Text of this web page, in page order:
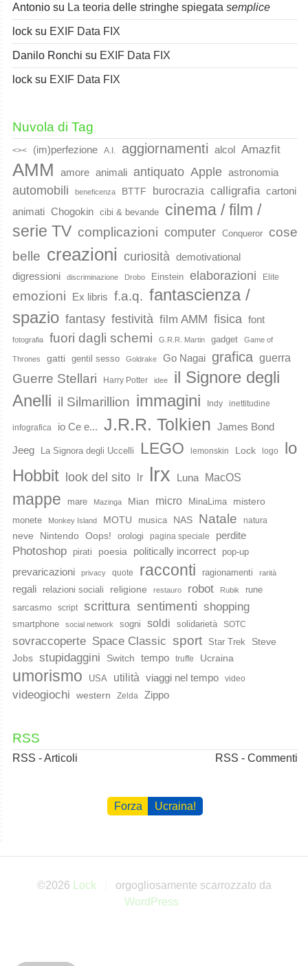
Antonio su La teoria delle stringhe spiegata semplice
lock su EXIF Data FIX
Danilo Ronchi su EXIF Data FIX
lock su EXIF Data FIX
Nuvola di Tag
<>< (im)perfezione A.I. aggiornamenti alcol Amazfit
AMM amore animali antiquato Apple astronomia
automobili beneficenza BTTF burocrazia calligrafia cartoni
animati Chogokin cibi & bevande
cinema / film /
serie TV complicazioni computer Conqueror
cose
belle creazioni curiosità demotivational
digressioni
discriminazione Drobo Einstein elaborazioni Elite
emozioni Ex libris f.a.q. fantascienza /
spazio fantasy festività film AMM fisica font
fotografia fuori dagli schemi G.R.R. Martin gadget Game of
Thrones gatti gentil sesso Goldrake Go Nagai grafica guerra
Guerre Stellari Harry Potter idee
il Signore degli
Anelli il Silmarillion immagini Indy inettitudine
infografica io Ce e... J.R.R. Tolkien James Bond
Jeeg La Signora degli Uccelli LEGO lemonskin Lock logo
lo
Hobbit look del sito lr lrx Luna MacOS
mappe mare Mazinga Mian micro MinaLima mistero
monete Monkey Island MOTU musica NAS Natale natura
neve Nintendo Oops! orologi pagina speciale perdite
Photoshop pirati poesia politically incorrect pop-up
prevaricazioni privacy quote racconti ragionamenti rarità
regali relazioni sociali religione restauro robot Rubik
rune
sarcasmo
script scrittura sentimenti shopping
smartphone social network sogni soldi solidarietà SOTC
sovraccoperte Space Classic sport Star Trek
Steve
Jobs stupidaggini Switch tempo truffe Ucraina
umorismo USA utilità viaggi nel tempo video
videogiochi western Zelda Zippo
RSS
RSS - Articoli RSS - Commenti
Forza Ucraina!
©2026 Lock
orgogliosamente scarrozzato da
WordPress